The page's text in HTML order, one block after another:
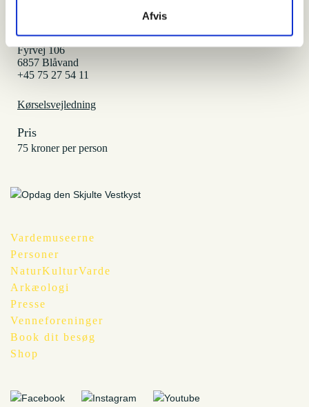
Afvis
Hvor
Fyrvej 106
6857 Blåvand
+45 75 27 54 11
Kørselsvejledning
Pris
75 kroner per person
Vardemuseerne
Personer
NaturKulturVarde
Arkæologi
Presse
Venneforeninger
Book dit besøg
Shop